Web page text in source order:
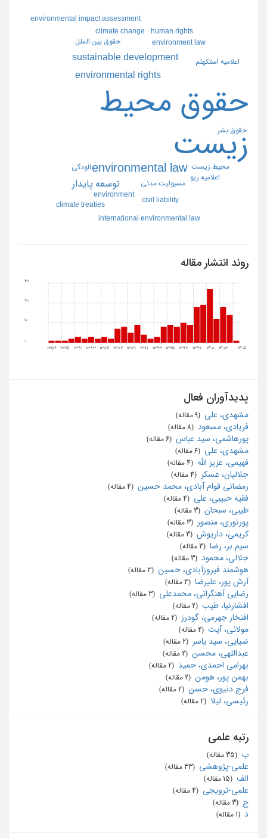
حقوق محيط
زيست
environmental law
environmental rights
sustainable development
توسعه پايدار
مسيوليت مدني
environment
حقوق بين الملل
civil liability
climate change
environment law
international environmental law
الودگي محيط زيست
climate treaties
environmental impact assessment
human rights
اعلاميه استكهلم
اعلاميه ريو
حقوق بشر
روند انتشار مقاله
1356 1375 1381 1383 1385 1387 1389 1391 1393 1395 1397 1399 1401 1403 1405
10
20
30
پدیدآوران فعال
مشهدی، علی
فریادی، مسعود
پورهاشمی، سید عباس
مشهدی، علی
فهیمی، عزیز الله
جلالیان، عسکر
رمضانی قوام آبادی، محمد حسین
فقیه حبیبی، علی
طیبی، سبحان
پورنوری، منصور
کریمی، داریوش
سیم بر، رضا
جلالی، محمود
هوشمند فیروزآبادی، حسین
آرش پور، علیرضا
رضایی آهنگرانی، محمدعلی
افشارنیا، طیب
افتخار جهرمی، گودرز
مولائی، آیت
ضیایی، سید یاسر
عبداللهی، محسن
بهرامی احمدی، حمید
بهمن پور، هومن
فرج دنیوی، حسن
رئیسی، لیلا
رتبه علمی
ب
علمی-پژوهشی
الف
علمی-ترویجی
ج
د